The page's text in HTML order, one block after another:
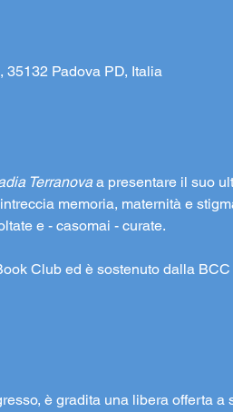
35132 Padova PD, Italia
Terranova a presentare il suo
memoria, maternità e
e - casomai - curate.
Club ed è sostenuto dalla
è gradita una libera offerta